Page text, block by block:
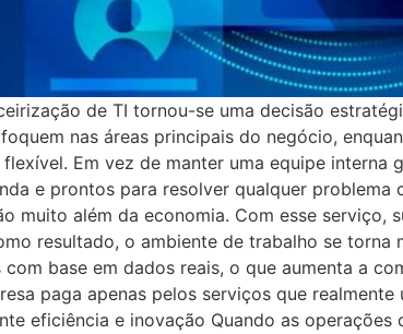
de TI tornou-se uma decisão
nas áreas principais do negócio,
Em vez de manter uma equipe
e prontos para resolver qualquer
muito além da economia. Com esse serviço,
resultado, o ambiente de trabalho se
base em dados reais, o que aumenta a
paga apenas pelos serviços que
eficiência e inovação Quando as